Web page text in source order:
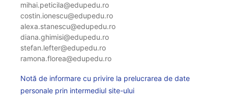
mihai.peticila@edupedu.ro
costin.ionescu@edupedu.ro
alexa.stanescu@edupedu.ro
diana.ghimisi@edupedu.ro
stefan.lefter@edupedu.ro
ramona.florea@edupedu.ro
Notă de informare cu privire la prelucrarea de date
personale prin intermediul site-ului